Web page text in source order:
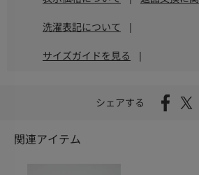
洗濯表記について |
サイズガイドを見る |
シェアする
関連アイテム